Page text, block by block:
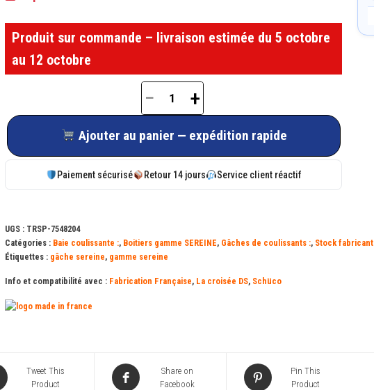
Produit sur commande – livraison estimée du 5 octobre
au 12 octobre
quantité
Boitier
crochet
Sereine
− +
Ajouter au panier — expédition rapide
Paiement sécurisé Retour 14 jours Service client réactif
UGS : TRSP-7548204
Catégories : Baie coulissante :, Boitiers gamme SEREINE, Gâches de coulissants :, Stock fabricant
Étiquettes : gâche sereine, gamme sereine
Info et compatibilité avec : Fabrication Française, La croisée DS, Schüco
Tweet This
Product
Share on
Facebook
Pin This
Product